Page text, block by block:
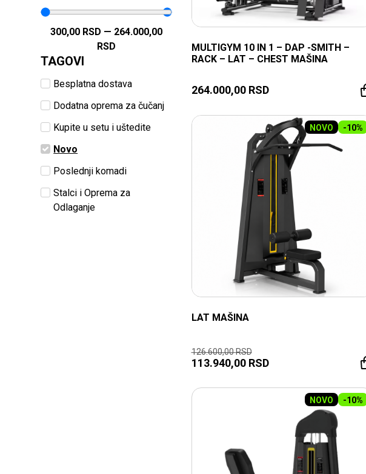
300,00 RSD — 264.000,00
RSD
TAGOVI
Besplatna dostava
Dodatna oprema za čučanj
Kupite u setu i uštedite
Novo
Poslednji komadi
Stalci i Oprema za
Odlaganje
MULTIGYM 10 IN 1 – DAP -SMITH –
RACK – LAT – CHEST MAŠINA
264.000,00 RSD
-10%
NOVO
LAT MAŠINA
126.600,00RSD
113.940,00 RSD
-10%
NOVO